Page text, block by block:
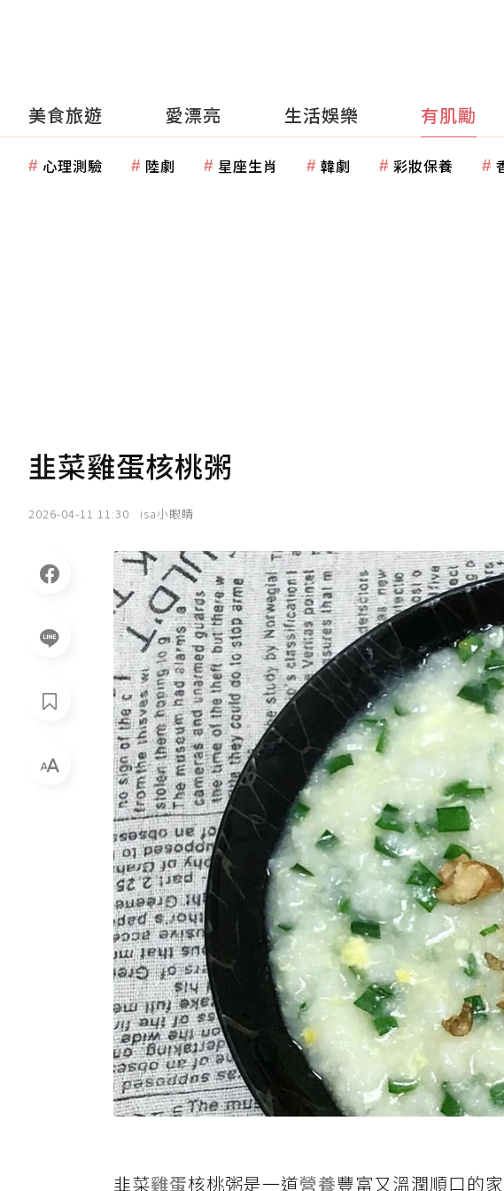
美食旅遊 愛漂亮 生活娛樂 有肌勵
心理測驗 陸劇 星座生肖 韓劇 彩妝保養
韭菜雞蛋核桃粥
2026-04-11 11:30 isa小眼睛
韭菜雞蛋核桃粥是一道營養豐富又溫潤順口的